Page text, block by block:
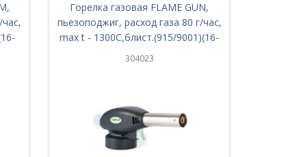
Горелка газовая FLAME GUN,
пьезоподжиг, расход газа 80 г/час,
max t - 1300C,блист.(915/9001)(16-
004)
304023